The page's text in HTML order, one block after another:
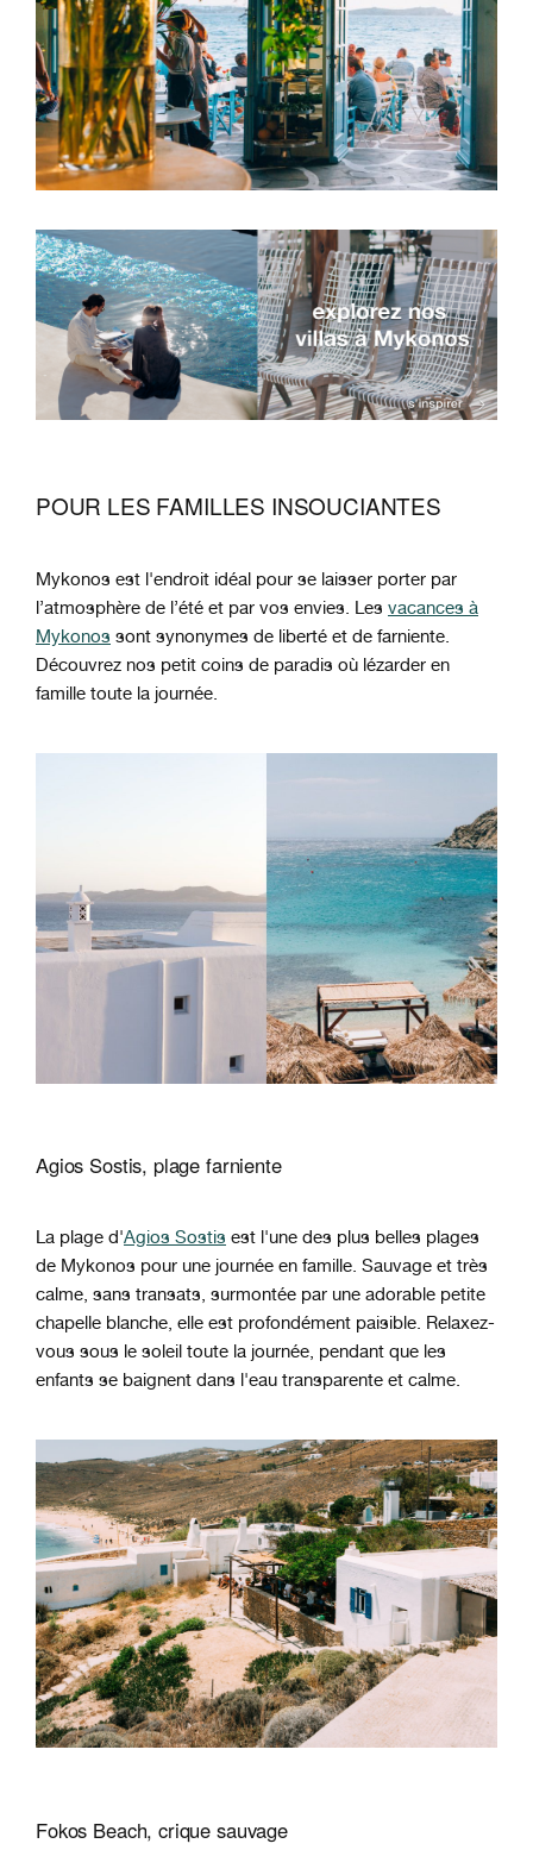
POUR LES FAMILLES INSOUCIANTES
Mykonos est l'endroit idéal pour se laisser porter par
l’atmosphère de l’été et par vos envies. Les vacances à
Mykonos sont synonymes de liberté et de farniente.
Découvrez nos petit coins de paradis où lézarder en
famille toute la journée.
Agios Sostis, plage farniente
La plage d'Agios Sostis est l'une des plus belles plages
de Mykonos pour une journée en famille. Sauvage et très
calme, sans transats, surmontée par une adorable petite
chapelle blanche, elle est profondément paisible. Relaxez-
vous sous le soleil toute la journée, pendant que les
enfants se baignent dans l'eau transparente et calme.
Fokos Beach, crique sauvage